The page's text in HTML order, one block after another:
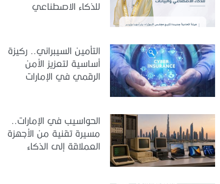
للذكاء الاصطناعي
التأمين السيبراني.. ركيزة
أساسية لتعزيز الأمن
الرقمي في الإمارات
الحواسيب في الإمارات..
مسيرة تقنية من الأجهزة
العملاقة إلى الذكاء